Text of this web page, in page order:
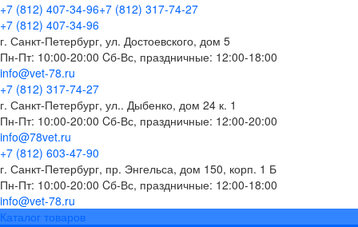
+7 (812) 407-34-96+7 (812) 317-74-27
+7 (812) 407-34-96
г. Санкт-Петербург, ул. Достоевского, дом 5
Пн-Пт: 10:00-20:00 Cб-Вс, праздничные: 12:00-18:00
info@vet-78.ru
+7 (812) 317-74-27
г. Санкт-Петербург, ул.. Дыбенко, дом 24 к. 1
Пн-Пт: 10:00-20:00 Cб-Вс, праздничные: 12:00-20:00
info@78vet.ru
+7 (812) 603-47-90
г. Санкт-Петербург, пр. Энгельса, дом 150, корп. 1 Б
Пн-Пт: 10:00-20:00 Cб-Вс, праздничные: 12:00-18:00
info@vet-78.ru
Каталог товаров